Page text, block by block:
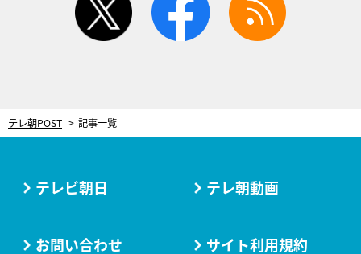
テレ朝POST 記事一覧
テレビ朝日 テレ朝動画
お問い合わせ サイト利用規約